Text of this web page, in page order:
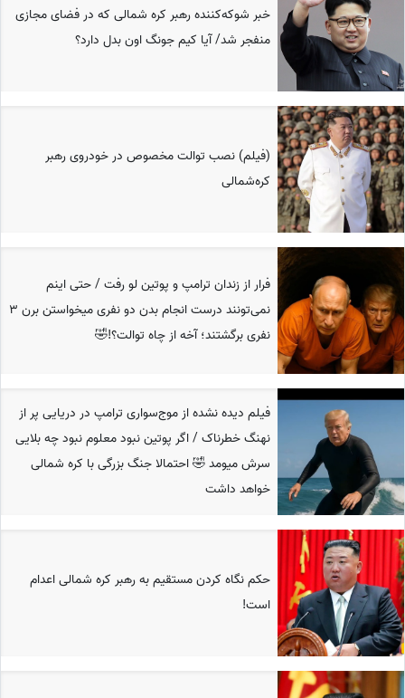
خبر شوکه‌کننده رهبر کره شمالی که در فضای مجازی
منفجر شد/ آیا کیم جونگ اون بدل دارد؟
(فیلم) نصب توالت مخصوص در خودروی رهبر
کره‌شمالی
فرار از زندان ترامپ و پوتین لو رفت / حتی اینم
نمی‌تونند درست انجام بدن دو نفری میخواستن برن 3
نفری برگشتند؛ آخه از چاه توالت؟!🤣
فیلم دیده نشده از موج‌سواری ترامپ در دریایی پر از
نهنگ خطرناک / اگر پوتین نبود معلوم نبود چه بلایی
سرش میومد 🤣 احتمالا جنگ بزرگی با کره شمالی
خواهد داشت
حکم نگاه کردن مستقیم به رهبر کره شمالی اعدام
است!